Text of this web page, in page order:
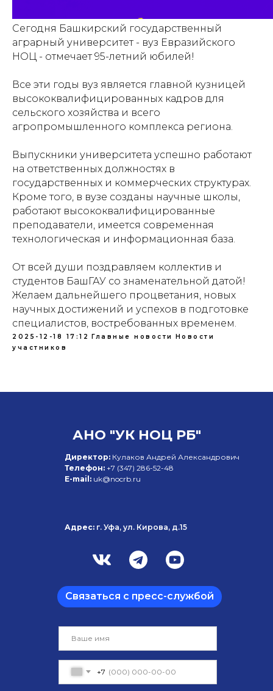
Сегодня Башкирский государственный
аграрный университет - вуз Евразийского
НОЦ - отмечает 95-летний юбилей!
Все эти годы вуз является главной кузницей
высококвалифицированных кадров для
сельского хозяйства и всего
агропромышленного комплекса региона.
Выпускники университета успешно работают
на ответственных должностях в
государственных и коммерческих структурах.
Кроме того, в вузе созданы научные школы,
работают высококвалифицированные
преподаватели, имеется современная
технологическая и информационная база.
От всей души поздравляем коллектив и
студентов БашГАУ со знаменательной датой!
Желаем дальнейшего процветания, новых
научных достижений и успехов в подготовке
специалистов, востребованных временем.
2025-12-18 17:12 Главные новости
Новости
участников
+7
АНО "УК НОЦ РБ"
Директор: Кулаков Андрей Александрович
Телефон: +7 (347) 286-52-48
E-mail: uk@nocrb.ru
Адрес: г. Уфа, ул. Кирова, д.15
Связаться с пресс-службой